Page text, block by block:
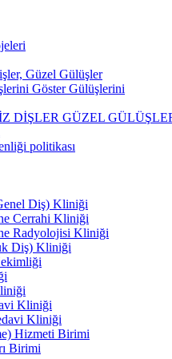
Güzel Gülüşler
Göster Gülüşlerini
DİŞLER GÜZEL
politikası
Diş) Kliniği
Cerrahi Kliniği
Radyolojisi Kliniği
Diş) Kliniği
Kliniği
Kliniği
Hizmeti Birimi
Birimi